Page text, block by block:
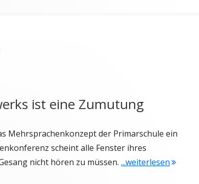
ist eine Zumutung
Mehrsprachenkonzept der Primarschule ein
scheint alle Fenster ihres
nicht hören zu müssen. ...weiterlesen